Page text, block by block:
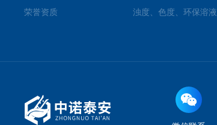
荣誉资质 浊度、色度、环保溶液